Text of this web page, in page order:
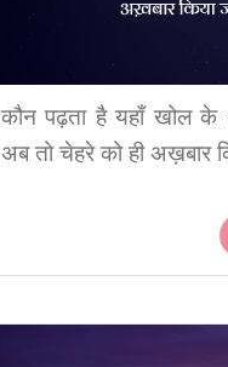
कौन पढ़ता है यहाँ खोल के
अब तो चेहरे को ही अख़बार